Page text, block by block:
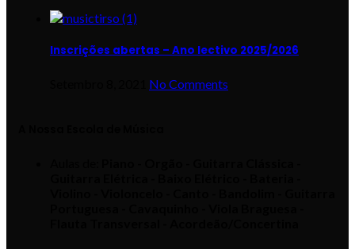
Inscrições abertas – Ano lectivo 2025/2026
No Comments